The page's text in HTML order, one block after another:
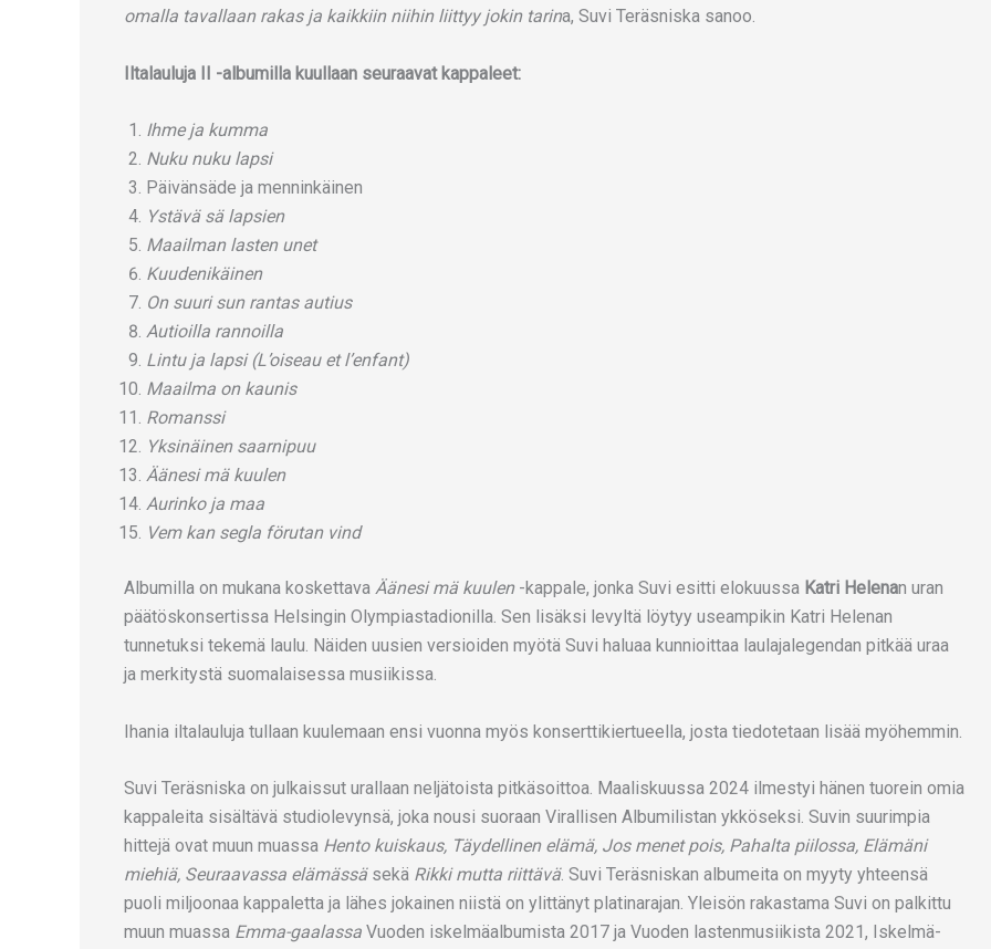
omalla tavallaan rakas ja kaikkiin niihin liittyy jokin tarina, Suvi Teräsniska sanoo.
Iltalauluja II -albumilla kuullaan seuraavat kappaleet:
Ihme ja kumma
Nuku nuku lapsi
Päivänsäde ja menninkäinen
Ystävä sä lapsien
Maailman lasten unet
Kuudenikäinen
On suuri sun rantas autius
Autioilla rannoilla
Lintu ja lapsi (L’oiseau et l’enfant)
Maailma on kaunis
Romanssi
Yksinäinen saarnipuu
Äänesi mä kuulen
Aurinko ja maa
Vem kan segla förutan vind
Albumilla on mukana koskettava Äänesi mä kuulen-kappale, jonka Suvi esitti elokuussa Katri Helenan uran
päätöskonsertissa Helsingin Olympiastadionilla. Sen lisäksi levyltä löytyy useampikin Katri Helenan
tunnetuksi tekemä laulu. Näiden uusien versioiden myötä Suvi haluaa kunnioittaa laulajalegendan pitkää uraa
ja merkitystä suomalaisessa musiikissa.
Ihania iltalauluja tullaan kuulemaan ensi vuonna myös konserttikiertueella, josta tiedotetaan lisää myöhemmin.
Suvi Teräsniska on julkaissut urallaan neljätoista pitkäsoittoa. Maaliskuussa 2024 ilmestyi hänen tuorein omia
kappaleita sisältävä studiolevynsä, joka nousi suoraan Virallisen Albumilistan ykköseksi. Suvin suurimpia
hittejä ovat muun muassa Hento kuiskaus, Täydellinen elämä, Jos menet pois, Pahalta piilossa, Elämäni
miehiä, Seuraavassa elämässäsekä Rikki mutta riittävä. Suvi Teräsniskan albumeita on myyty yhteensä
puoli miljoonaa kappaletta ja lähes jokainen niistä on ylittänyt platinarajan. Yleisön rakastama Suvi on palkittu
muun muassa Emma-gaalassa Vuoden iskelmäalbumista 2017 ja Vuoden lastenmusiikista 2021, Iskelmä-